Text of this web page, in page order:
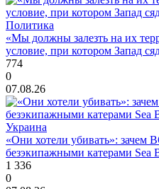
Политика
«Мы должны залезть на их
условие, при котором Запад
774
0
07.08.26
Украина
«Они хотели убивать»: зачем
безэкипажными катерами Sea
1 336
0